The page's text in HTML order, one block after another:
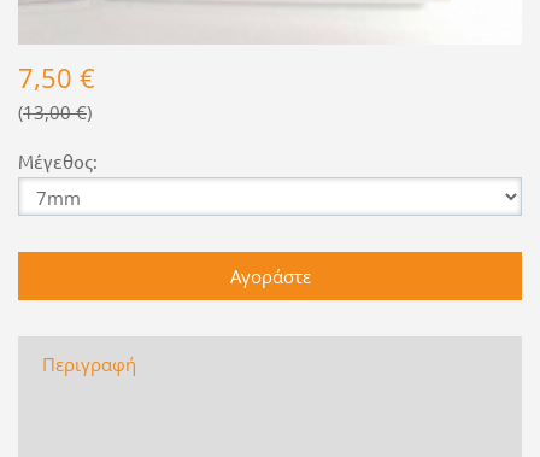
7,50 €
13,00 €
Μέγεθος:
Περιγραφή